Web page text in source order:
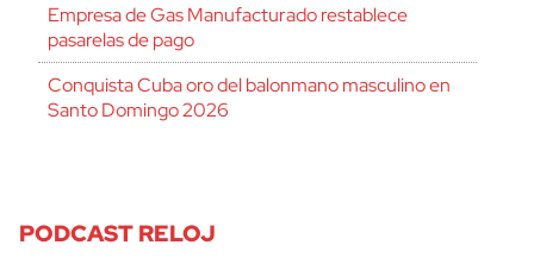
Empresa de Gas Manufacturado restablece
pasarelas de pago
Conquista Cuba oro del balonmano masculino en
Santo Domingo 2026
PODCAST RELOJ